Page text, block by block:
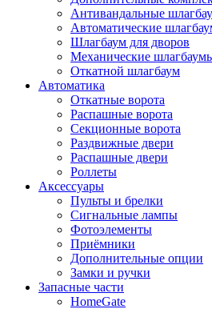
Антивандальные
Автоматические
Шлагбаум для дворов
Механические
Откатной шлагбаум
Автоматика
Откатные ворота
Распашные ворота
Секционные ворота
Раздвижные двери
Распашные двери
Роллеты
Аксессуары
Пульты и брелки
Сигнальные лампы
Фотоэлементы
Приёмники
Дополнительные опции
Замки и ручки
Запасные части
HomeGate